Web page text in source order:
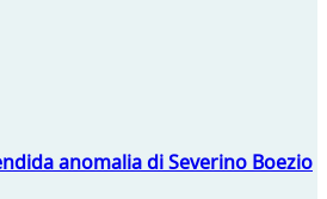
anomalia di Severino Boezio